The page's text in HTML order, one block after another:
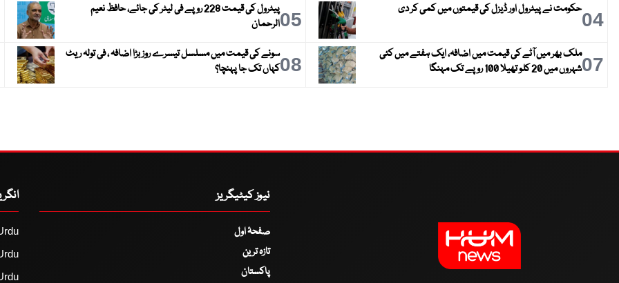
04حکومت نے پیٹرول اور ڈیزل کی قیمتوں میں کمی کر دی 05
پیٹرول کی قیمت 228 روپے فی لیٹر کی جائے، حافظ نعیم
الرحمان
07ملک بھر میں آٹے کی قیمت میں اضافہ، ایک ہفتے میں کئی
شہروں میں 20 کلو تھیلا 100 روپے تک مہنگا
08سونے کی قیمت میں مسلسل تیسرے روز بڑا اضافہ ، فی تولہ ریٹ
کہاں تک جا پہنچا؟
نیوز کیٹیگریز
صفحۂ اول
تازہ ترین
پاکستان